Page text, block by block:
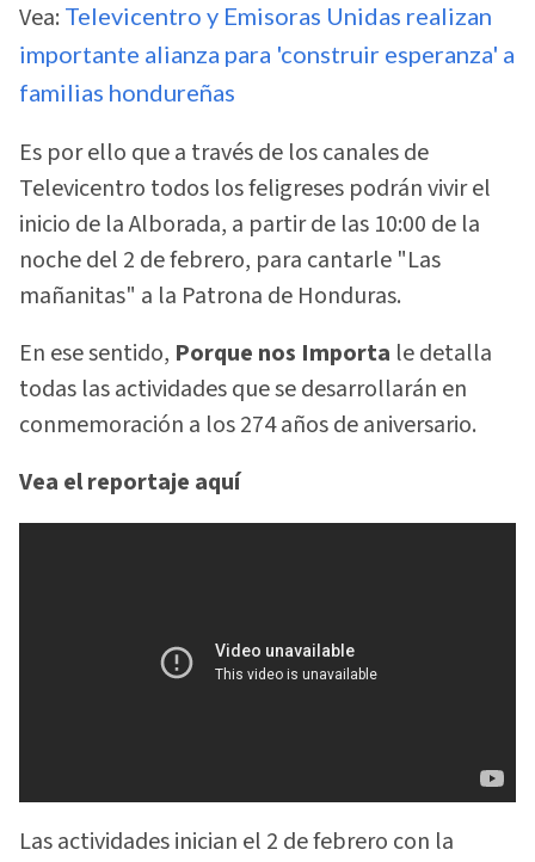
Vea: Televicentro y Emisoras Unidas realizan
importante alianza para 'construir esperanza' a
familias hondureñas
Es por ello que a través de los canales de
Televicentro todos los feligreses podrán vivir el
inicio de la Alborada, a partir de las 10:00 de la
noche del 2 de febrero, para cantarle "Las
mañanitas" a la Patrona de Honduras.
En ese sentido, Porque nos Importa le detalla
todas las actividades que se desarrollarán en
conmemoración a los 274 años de aniversario.
Vea el reportaje aquí
Las actividades inician el 2 de febrero con la